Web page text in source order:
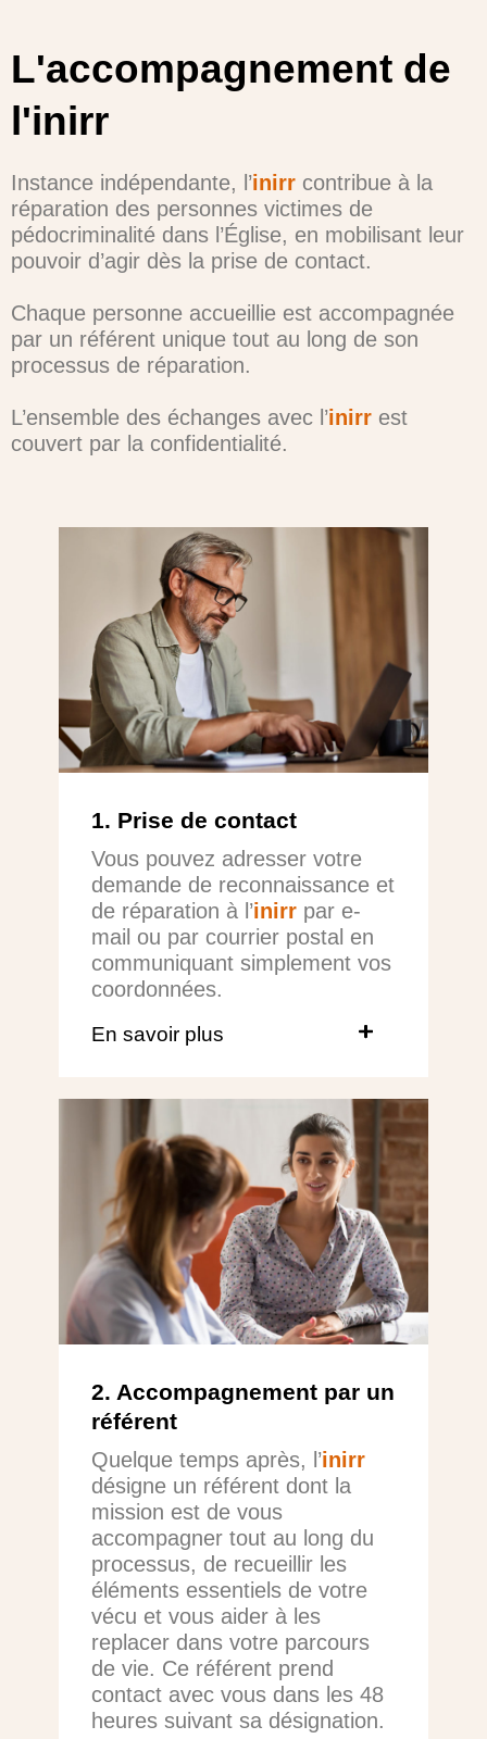
L'accompagnement de
l'inirr
Instance indépendante, l’inirr contribue à la
réparation des personnes victimes de
pédocriminalité dans l’Église, en mobilisant leur
pouvoir d’agir dès la prise de contact.
Chaque personne accueillie est accompagnée
par un référent unique tout au long de son
processus de réparation.
L’ensemble des échanges avec l’inirr est
couvert par la confidentialité.
1. Prise de contact
Vous pouvez adresser votre
demande de reconnaissance et
de réparation à l’inirr par e-
mail ou par courrier postal en
communiquant simplement vos
coordonnées.
En savoir plus
2. Accompagnement par un
référent
Quelque temps après, l’inirr
désigne un référent dont la
mission est de vous
accompagner tout au long du
processus, de recueillir les
éléments essentiels de votre
vécu et vous aider à les
replacer dans votre parcours
de vie. Ce référent prend
contact avec vous dans les 48
heures suivant sa désignation.